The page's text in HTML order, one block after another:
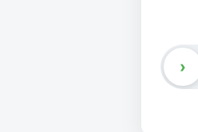
›